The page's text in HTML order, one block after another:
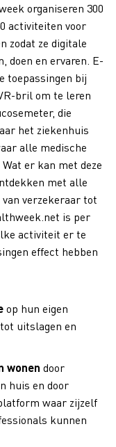
organiseren 300
activiteiten voor
zodat ze digitale
doen en ervaren. E-
toepassingen bij
bril om te leren
die
het ziekenhuis
alle medische
er kan met deze
met alle
verzekeraar tot
is per
activiteit er te
effect hebben
op hun eigen
uitslagen en
wonen door
huis en door
waar zijzelf
kunnen